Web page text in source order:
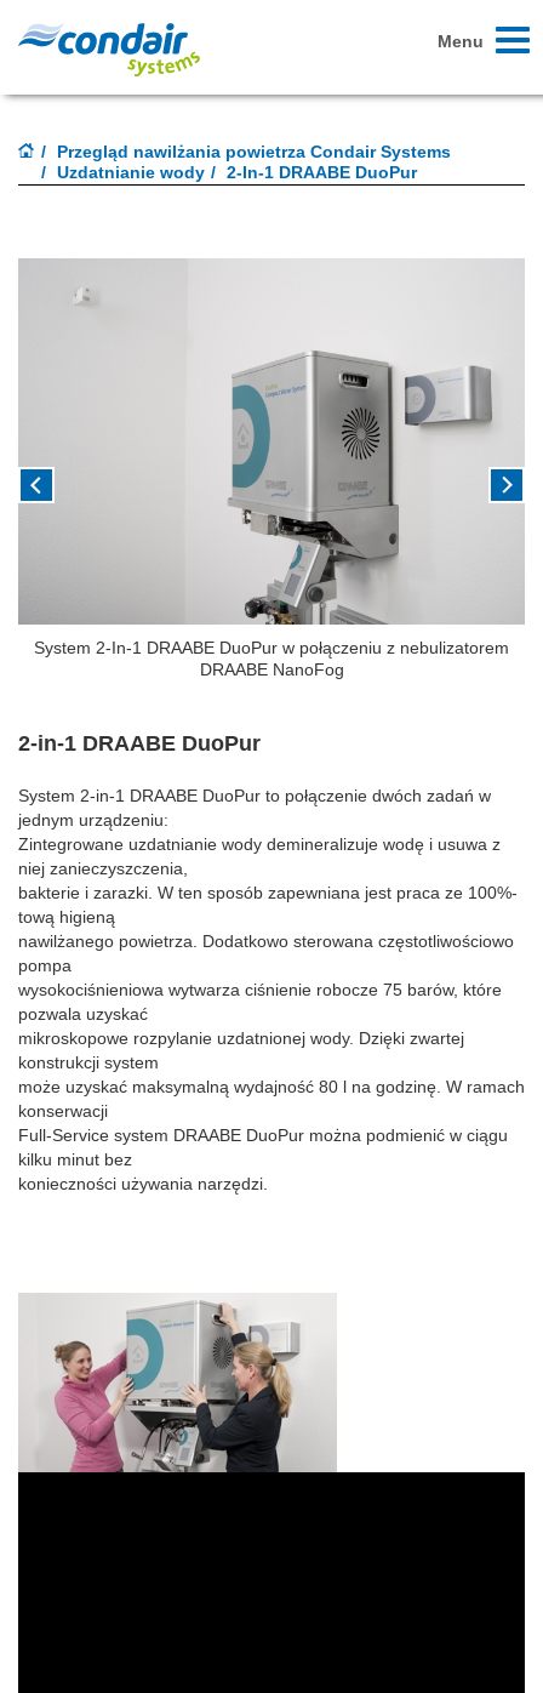
Menu
Przegląd nawilżania powietrza Condair Systems
Uzdatnianie wody
2-In-1 DRAABE DuoPur
System 2-In-1 DRAABE DuoPur w połączeniu z nebulizatorem
DRAABE NanoFog
2-in-1 DRAABE DuoPur
System 2-in-1 DRAABE DuoPur to połączenie dwóch zadań w
jednym urządzeniu:
Zintegrowane uzdatnianie wody demineralizuje wodę i usuwa z
niej zanieczyszczenia,
bakterie i zarazki. W ten sposób zapewniana jest praca ze 100%-
tową higieną
nawilżanego powietrza. Dodatkowo sterowana częstotliwościowo
pompa
wysokociśnieniowa wytwarza ciśnienie robocze 75 barów, które
pozwala uzyskać
mikroskopowe rozpylanie uzdatnionej wody. Dzięki zwartej
konstrukcji system
może uzyskać maksymalną wydajność 80 l na godzinę. W ramach
konserwacji
Full-Service system DRAABE DuoPur można podmienić w ciągu
kilku minut bez
konieczności używania narzędzi.